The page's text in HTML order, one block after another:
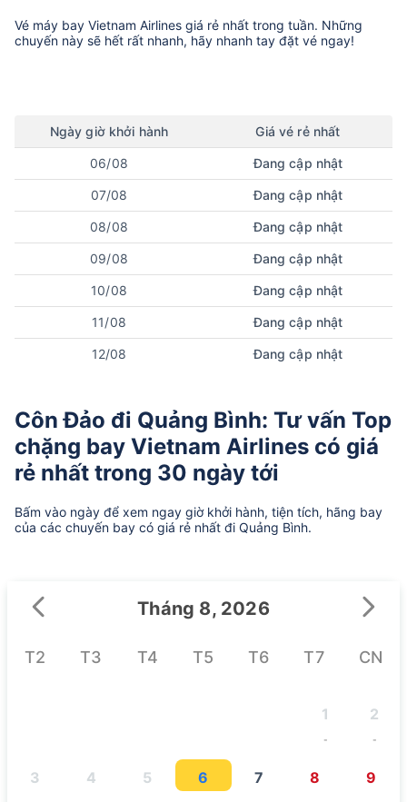
Vé máy bay Vietnam Airlines giá rẻ nhất trong tuần. Những
chuyến này sẽ hết rất nhanh, hãy nhanh tay đặt vé ngay!
Ngày giờ khởi hành Giá vé rẻ nhất
06/08 Đang cập nhật
07/08 Đang cập nhật
08/08 Đang cập nhật
09/08 Đang cập nhật
10/08 Đang cập nhật
11/08 Đang cập nhật
12/08 Đang cập nhật
Côn Đảo đi Quảng Bình: Tư vấn Top
chặng bay Vietnam Airlines có giá
rẻ nhất trong 30 ngày tới
Bấm vào ngày để xem ngay giờ khởi hành, tiện tích, hãng bay
của các chuyến bay có giá rẻ nhất đi Quảng Bình.
Tháng 8, 2026
T2 T3 T4 T5 T6 T7 CN
1
-
2
-
3 4 5 6 7 8 9